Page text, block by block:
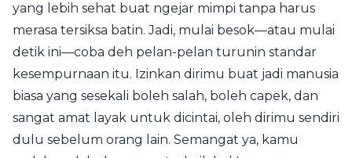
yang lebih sehat buat ngejar mimpi tanpa harus
merasa tersiksa batin. Jadi, mulai besok—atau mulai
detik ini—coba deh pelan-pelan turunin standar
kesempurnaan itu. Izinkan dirimu buat jadi manusia
biasa yang sesekali boleh salah, boleh capek, dan
sangat amat layak untuk dicintai, oleh dirimu sendiri
dulu sebelum orang lain. Semangat ya, kamu